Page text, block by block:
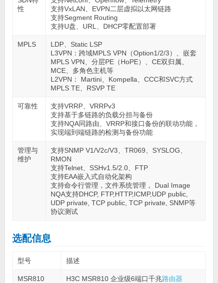
性
支持VxLAN、EVPN二层虚拟以太网链路
支持Segment Routing
支持U盘、URL、DHCP零配置部署
MPLS
LDP、Static LSP
L3VPN：跨域MPLS VPN（Option1/2/3）、嵌套
MPLS VPN、分层PE（HoPE）、CE双归属、
MCE、多角色主机等
L2VPN： Martini、Kompella、CCC和SVC方式
MPLS TE、RSVP TE
可靠性
支持VRRP、VRRPv3
支持基于多链路的负载分担与备份
支持NQA同路由、VRRP和接口备份的联动功能，
实现端到端链路的检测与备份功能
管理与
维护
支持SNMP V1/V2c/V3、TR069、SYSLOG、
RMON
支持Telnet、SSHv1.5/2.0、FTP
支持EAA嵌入式自动化架构
支持命令行管理，文件系统管理， Dual Image
NQA支持DHCP, FTP,HTTP,ICMP,UDP public,
UDP private, TCP public, TCP private, SNMP等
协议测试
选配信息
型号 描述
MSR810 H3C MSR810 企业级6端口千兆路由器